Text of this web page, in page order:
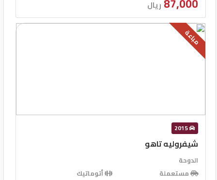
ريال
مباعة
2015
شيفروليه تاهو
الدوحة
مستعملة
أتوماتيك